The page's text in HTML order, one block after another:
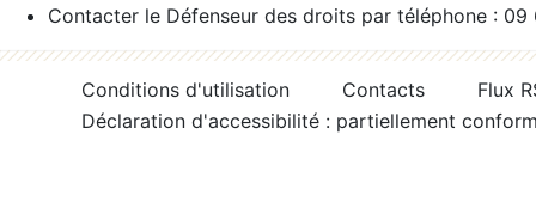
Contacter le Défenseur des droits par téléphone :
Conditions d'utilisation Contacts
Flux
Déclaration d'accessibilité : partiellement